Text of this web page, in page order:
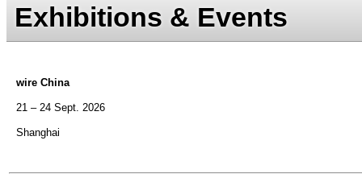
Exhibitions & Events
wire China
21 – 24 Sept. 2026
Shanghai